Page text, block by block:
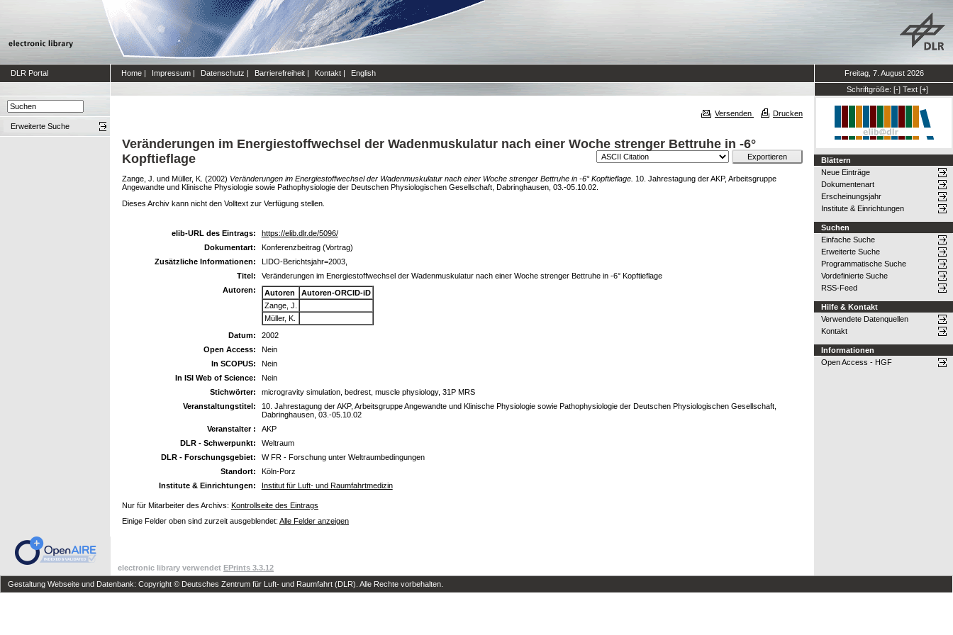
DLR Portal Home | Impressum | Datenschutz | Barrierefreiheit | Kontakt | English
Freitag, 7. August 2026
Schriftgröße: [-] Text [+]
Erweiterte Suche
Versenden Drucken
Veränderungen im Energiestoffwechsel der Wadenmuskulatur nach einer Woche strenger Bettruhe in -6°
Kopftieflage
Zange, J. und Müller, K. (2002) Veränderungen im Energiestoffwechsel der Wadenmuskulatur nach einer Woche strenger Bettruhe in -6° Kopftieflage. 10. Jahrestagung der AKP, Arbeitsgruppe
Angewandte und Klinische Physiologie sowie Pathophysiologie der Deutschen Physiologischen Gesellschaft, Dabringhausen, 03.-05.10.02.
Dieses Archiv kann nicht den Volltext zur Verfügung stellen.
elib-URL des Eintrags:
https://elib.dlr.de/5096/
Dokumentart:
Konferenzbeitrag (Vortrag)
Zusätzliche Informationen:
LIDO-Berichtsjahr=2003,
Titel:
Veränderungen im Energiestoffwechsel der Wadenmuskulatur nach einer Woche strenger Bettruhe in -6° Kopftieflage
Autoren:
Autoren
Autoren-ORCID-iD
Zange, J.
Müller, K.
Datum:
2002
Open Access:
Nein
In SCOPUS:
Nein
In ISI Web of Science:
Nein
Stichwörter:
microgravity simulation, bedrest, muscle physiology, 31P MRS
Veranstaltungstitel:
10. Jahrestagung der AKP, Arbeitsgruppe Angewandte und Klinische Physiologie sowie Pathophysiologie der Deutschen Physiologischen Gesellschaft,
Dabringhausen, 03.-05.10.02
Veranstalter :
AKP
DLR - Schwerpunkt:
Weltraum
DLR - Forschungsgebiet:
W FR - Forschung unter Weltraumbedingungen
Standort:
Köln-Porz
Institute & Einrichtungen:
Institut für Luft- und Raumfahrtmedizin
Nur für Mitarbeiter des Archivs: Kontrollseite des Eintrags
Einige Felder oben sind zurzeit ausgeblendet: Alle Felder anzeigen
Blättern
Neue Einträge
Dokumentenart
Erscheinungsjahr
Institute & Einrichtungen
Suchen
Einfache Suche
Erweiterte Suche
Programmatische Suche
Vordefinierte Suche
RSS-Feed
Hilfe & Kontakt
Verwendete Datenquellen
Kontakt
Informationen
Open Access - HGF
electronic library verwendet EPrints 3.3.12
Gestaltung Webseite und Datenbank: Copyright © Deutsches Zentrum für Luft- und Raumfahrt (DLR). Alle Rechte vorbehalten.